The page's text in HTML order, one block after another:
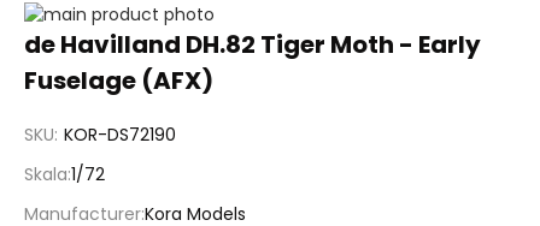
de Havilland DH.82 Tiger Moth - Early
Fuselage (AFX)
SKU KOR-DS72190
Skala 1/72
ManufacturerKora Models
Hoppa
till
av
Hoppa
början
bildgalleriet